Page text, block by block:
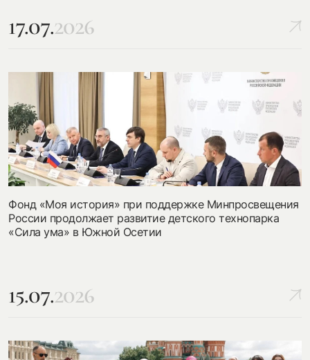
17.07.2026
Фонд «Моя история» при поддержке Минпросвещения
России продолжает развитие детского технопарка
«Сила ума» в Южной Осетии
15.07.2026